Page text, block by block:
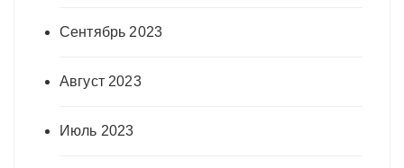
Сентябрь 2023
Август 2023
Июль 2023